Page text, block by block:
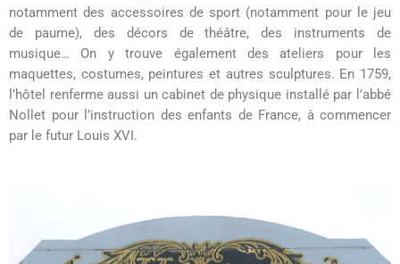
notamment des accessoires de sport (notamment pour le jeu
de paume), des décors de théâtre, des instruments de
musique… On y trouve également des ateliers pour les
maquettes, costumes, peintures et autres sculptures. En 1759,
l’hôtel renferme aussi un cabinet de physique installé par l’abbé
Nollet pour l’instruction des enfants de France, à commencer
par le futur Louis XVI.